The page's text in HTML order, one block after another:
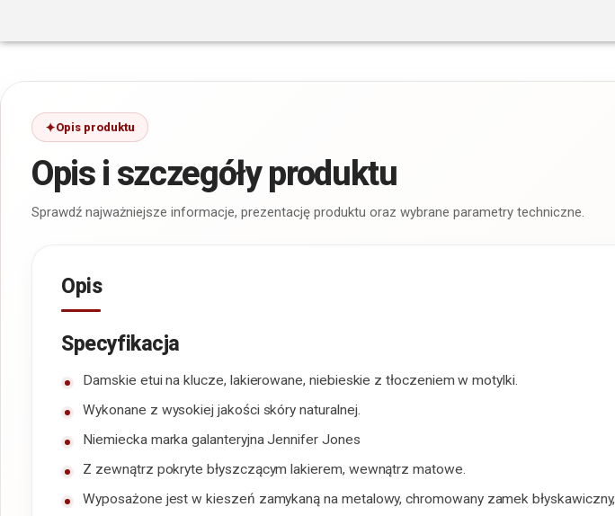
Opis produktu
Opis i szczegóły produktu
Sprawdź najważniejsze informacje, prezentację produktu oraz wybrane parametry techniczne.
Opis
Specyfikacja
Damskie etui na klucze, lakierowane, niebieskie z tłoczeniem w motylki.
Wykonane z wysokiej jakości skóry naturalnej.
Niemiecka marka galanteryjna Jennifer Jones
Z zewnątrz pokryte błyszczącym lakierem, wewnątrz matowe.
Wyposażone jest w kieszeń zamykaną na metalowy, chromowany zamek błyskawiczny,